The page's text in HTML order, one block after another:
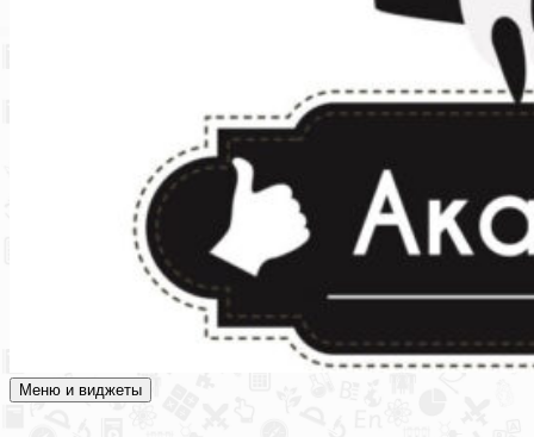
Академия СОВА
Подготовка к ЕГЭ, ОГЭ, ВПР, МЦКО, СтатГрад, КДР, ВОШ,
Меню и виджеты